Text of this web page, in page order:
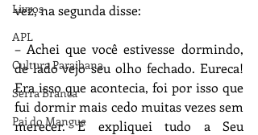
Livros
APL
Cultura Paraibana
Serra Branca
Pai do Mangue
vez, na segunda disse:
– Achei que você estivesse dormindo,
de lado vejo seu olho fechado. Eureca!
Era isso que acontecia, foi por isso que
fui dormir mais cedo muitas vezes sem
merecer. E expliquei tudo a Seu